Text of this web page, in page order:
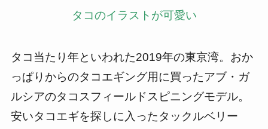
タコのイラストが可愛い
タコ当たり年といわれた2019年の東京湾。おか
っぱりからのタコエギング用に買ったアブ・ガ
ルシアのタコスフィールドスピニングモデル。
安いタコエギを探しに入ったタックルベリー